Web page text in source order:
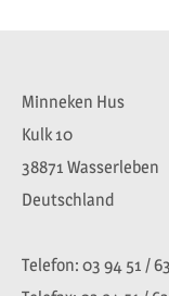
Minneken Hus
Kulk 10
38871 Wasserleben
Deutschland
Telefon: 03 94 51 /